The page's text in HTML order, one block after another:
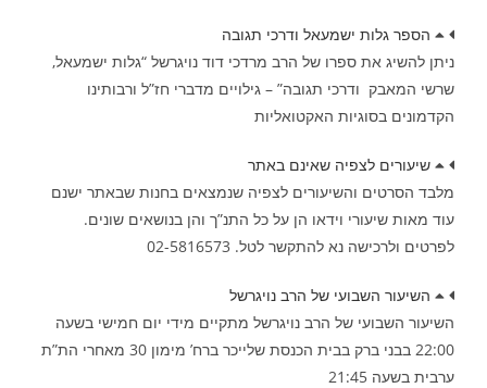
הספר גלות ישמעאל ודרכי תגובה
ניתן להשיג את ספרו של הרב מרדכי דוד נויגרשל “גלות ישמעאל,
שרשי המאבק ודרכי תגובה” – גילויים מדברי חז”ל ורבותינו
הקדמונים בסוגיות האקטואליות
שיעורים לצפיה שאינם באתר
מלבד הסרטים והשיעורים לצפיה שנמצאים בחנות שבאתר ישנם
עוד מאות שיעורי וידאו הן על כל התנ”ך והן בנושאים שונים.
לפרטים ולרכישה נא להתקשר לטל. 02-5816573
השיעור השבועי של הרב נויגרשל
השיעור השבועי של הרב נויגרשל מתקיים מידי יום חמישי בשעה
22:00 בבני ברק בבית הכנסת שלייכר ברח’ מימון 30 מאחרי הת”ת
ערבית בשעה 21:45